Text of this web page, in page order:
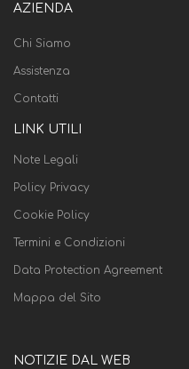
AZIENDA
Chi Siamo
Assistenza
Contatti
LINK UTILI
Note Legali
Policy Privacy
Cookie Policy
Termini e Condizioni
Data Protection Agreement
Mappa del Sito
NOTIZIE DAL WEB